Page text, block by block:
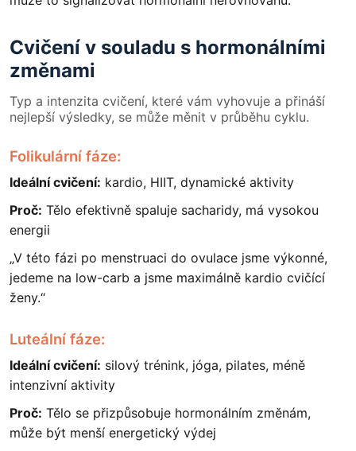
Cvičení v souladu s hormonálními
změnami
Typ a intenzita cvičení, které vám vyhovuje a přináší
nejlepší výsledky, se může měnit v průběhu cyklu.
Folikulární fáze:
Ideální cvičení: kardio, HIIT, dynamické aktivity
Proč: Tělo efektivně spaluje sacharidy, má vysokou
energii
„V této fázi po menstruaci do ovulace jsme výkonné,
jedeme na low-carb a jsme maximálně kardio cvičící
ženy.“
Luteální fáze:
Ideální cvičení: silový trénink, jóga, pilates, méně
intenzivní aktivity
Proč: Tělo se přizpůsobuje hormonálním změnám,
může být menší energetický výdej